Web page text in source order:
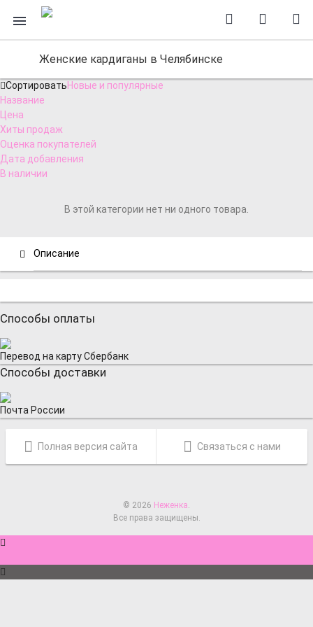
Женские кардиганы в Челябинске
СортироватьНовые и популярные
Название
Цена
Хиты продаж
Оценка покупателей
Дата добавления
В наличии
В этой категории нет ни одного товара.
Описание
Способы оплаты
Перевод на карту Сбербанк
Способы доставки
Почта России
Полная версия сайта Связаться с нами
© 2026 Неженка.
Все права защищены.